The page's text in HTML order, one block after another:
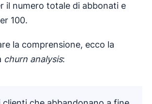
il numero totale di abbonati e
100.
la comprensione, ecco la
churn analysis: